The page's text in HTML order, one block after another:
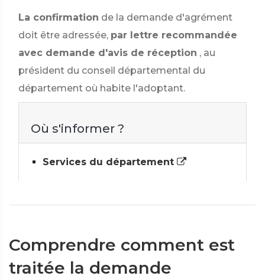
La confirmation de la demande d'agrément
doit être adressée, par lettre recommandée
avec demande d'avis de réception , au
président du conseil départemental du
département où habite l'adoptant.
Où s'informer ?
Services du département
Comprendre comment est
traitée la demande